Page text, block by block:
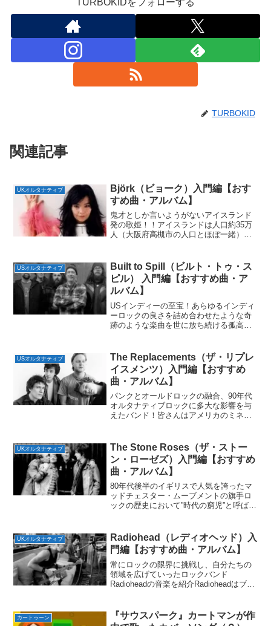
TURBOKIDをフォローする
TURBOKID
関連記事
UKオルタナティブ
Björk（ビョーク）入門編【おす
すめ曲・アルバム】
鬼才としか言いようがないアイスランド
発の歌姫！！アイスランドは人口約35万
人（大阪府高槻市の人口とほぼ一緒）、
国。この土地で世界に衝撃を与える歌姫
が誕生する。その...
USオルタナティブ
Built to Spill（ビルト・トゥ・ス
ピル） 入門編【おすすめ曲・ア
ルバム】
USインディーの至宝！あらゆるインディ
ーロックの良さを詰め合わせたような奇
跡のような楽曲を世に放ち続ける孤高の
最高のエンターテイナーを想像する。だ
がインディーロックスタ...
USオルタナティブ
The Replacements（ザ・リプレ
イスメンツ）入門編【おすすめ
曲・アルバム】
パンクとオールドロックの融合、90年代
オルタナティブロックに多大な影響を与
えたバンド！皆さんはアメリカのミネソ
ジネスの拠点。その土地のミネアポリス=
セントポール国際空港...
UKオルタナティブ
The Stone Roses（ザ・ストー
ン・ローゼズ）入門編【おすすめ
曲・アルバム】
80年代後半のイギリスで人気を誇ったマ
ッドチェスター・ムーブメントの旗手ロ
ックの歴史において”時代の窮児”と呼ばれ
ター・ムーブメントの中で、The Stone
Ros...
UKオルタナティブ
Radiohead（レディオヘッド）入
門編【おすすめ曲・アルバム】
常にロックの限界に挑戦し、自分たちの
領域を広げていったロックバンド
Radioheadの音楽を紹介Radioheadはブリ
プの終焉後もイギリスはおろか、アメリ
カ、全世界に...
カートゥーン
『サウスパーク』カートマンが作